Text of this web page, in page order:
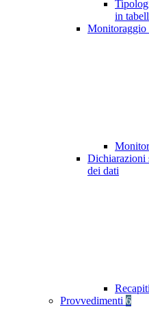
in
Monitoraggio
Dichiarazioni
dei dati
Provvedimenti 6